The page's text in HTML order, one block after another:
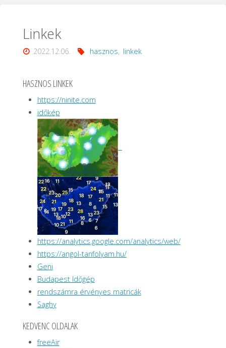
Linkek
2022.12.06. hasznos, linkek
HASZNOS LINKEK
https://ninite.com
időkép
https://analytics.google.com/analytics/web/
https://angol-tanfolyam.hu/
Geni
Budapest Időgép
rendszámra érvényes matricák
Saghy
KEDVENC OLDALAK
freeAir